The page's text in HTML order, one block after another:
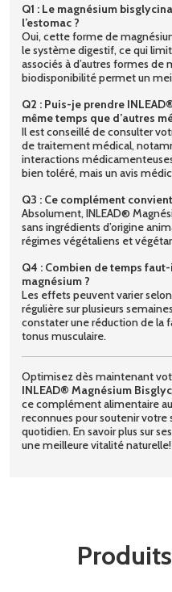
Q1 : Le magnésium
l’estomac ?
Oui, cette forme de
le système digestif, ce qui
associés à d’autres formes
biodisponibilité permet un
Q2 : Puis-je prendre
même temps que d’autres
Il est conseillé de consulter
de traitement médical,
interactions
bien toléré, mais un avis
Q3 : Ce complément
Absolument, INLEAD®
sans ingrédients d’origine
régimes végétaliens et
Q4 : Combien de temps
magnésium ?
Les effets peuvent varier
régulière sur plusieurs
constater une réduction de la
tonus musculaire.
Optimisez dès maintenant
INLEAD® Magnésium
ce complément alimentaire
reconnues pour soutenir votre
quotidien. En savoir plus sur
une meilleure vitalité naturelle!